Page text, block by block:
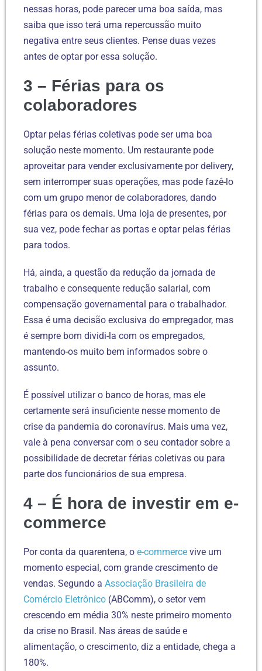
nessas horas, pode parecer uma boa saída, mas
saiba que isso terá uma repercussão muito
negativa entre seus clientes. Pense duas vezes
antes de optar por essa solução.
3 – Férias para os
colaboradores
Optar pelas férias coletivas pode ser uma boa
solução neste momento. Um restaurante pode
aproveitar para vender exclusivamente por delivery,
sem interromper suas operações, mas pode fazê-lo
com um grupo menor de colaboradores, dando
férias para os demais. Uma loja de presentes, por
sua vez, pode fechar as portas e optar pelas férias
para todos.
Há, ainda, a questão da redução da jornada de
trabalho e consequente redução salarial, com
compensação governamental para o trabalhador.
Essa é uma decisão exclusiva do empregador, mas
é sempre bom dividi-la com os empregados,
mantendo-os muito bem informados sobre o
assunto.
É possível utilizar o banco de horas, mas ele
certamente será insuficiente nesse momento de
crise da pandemia do coronavírus. Mais uma vez,
vale à pena conversar com o seu contador sobre a
possibilidade de decretar férias coletivas ou para
parte dos funcionários de sua empresa.
4 – É hora de investir em e-
commerce
Por conta da quarentena, o e-commerce vive um
momento especial, com grande crescimento de
vendas. Segundo a Associação Brasileira de
Comércio Eletrônico (ABComm), o setor vem
crescendo em média 30% neste primeiro momento
da crise no Brasil. Nas áreas de saúde e
alimentação, o crescimento, diz a entidade, chega a
180%.